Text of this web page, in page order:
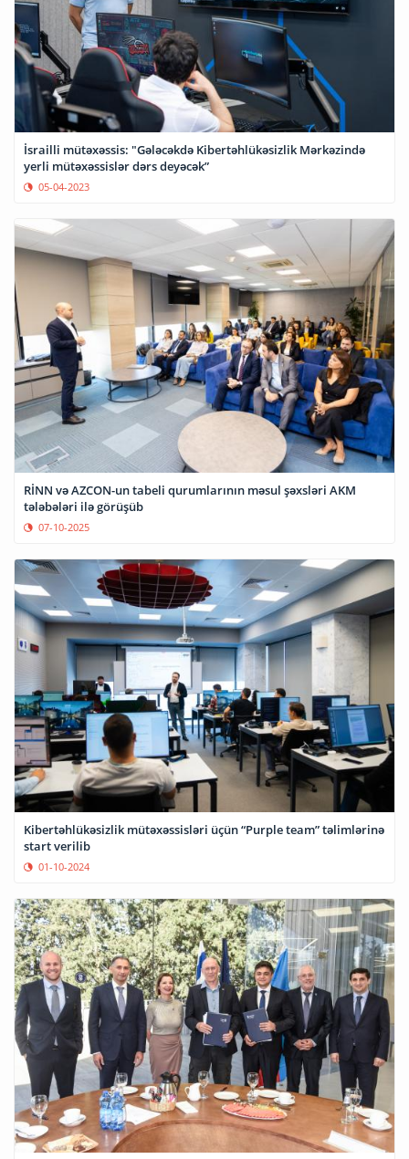
İsrailli mütəxəssis: "Gələcəkdə Kibertəhlükəsizlik Mərkəzində
yerli mütəxəssislər dərs deyəcək”
05-04-2023
RİNN və AZCON-un tabeli qurumlarının məsul şəxsləri AKM
tələbələri ilə görüşüb
07-10-2025
Kibertəhlükəsizlik mütəxəssisləri üçün “Purple team” təlimlərinə
start verilib
01-10-2024